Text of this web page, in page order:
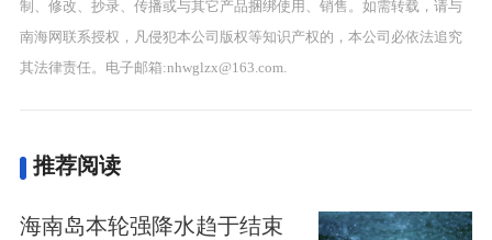
制、修改、抄录、传播或与其它产品捆绑使用、销售。如需转载，请与
南海网联系授权，凡侵犯本公司版权等知识产权的，本公司必依法追究
其法律责任。电子邮箱:nhwglzx@163.com.
推荐阅读
海南岛本轮强降水趋于结束